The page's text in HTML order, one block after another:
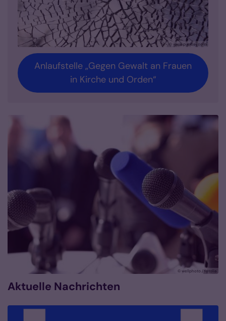
© www.pixabay.com
Anlaufstelle „Gegen Gewalt an Frauen
in Kirche und Orden“
© wellphoto / fotolia
Aktuelle Nachrichten